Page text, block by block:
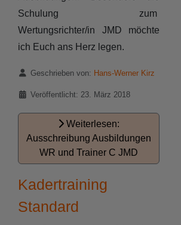
Schulung zum
Wertungsrichter/in JMD möchte
ich Euch ans Herz legen.
DetailsGeschrieben von: Hans-Werner Kirz
Veröffentlicht: 23. März 2018
Weiterlesen:
Ausschreibung Ausbildungen
WR und Trainer C JMD
Kadertraining
Standard